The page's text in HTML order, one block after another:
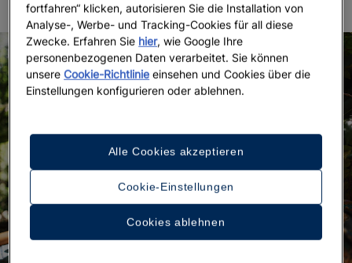
fortfahren“ klicken, autorisieren Sie die Installation von
Analyse-, Werbe- und Tracking-Cookies für all diese
Zwecke. Erfahren Sie hier, wie Google Ihre
personenbezogenen Daten verarbeitet. Sie können
unsereCookie-Richtlinie einsehen und Cookies über die
Einstellungen konfigurieren oder ablehnen.
Cookie-Einstellungen
Cookies ablehnen
Alle Cookies akzeptieren